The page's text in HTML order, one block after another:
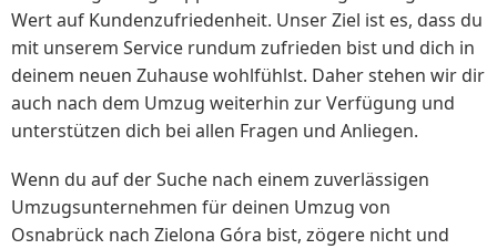
Wert auf Kundenzufriedenheit. Unser Ziel ist es, dass du
mit unserem Service rundum zufrieden bist und dich in
deinem neuen Zuhause wohlfühlst. Daher stehen wir dir
auch nach dem Umzug weiterhin zur Verfügung und
unterstützen dich bei allen Fragen und Anliegen.
Wenn du auf der Suche nach einem zuverlässigen
Umzugsunternehmen für deinen Umzug von
Osnabrück nach Zielona Góra bist, zögere nicht und